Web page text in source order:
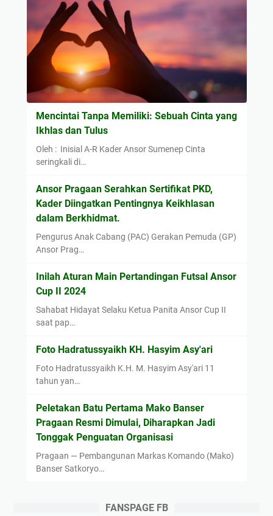
n
m
n
t
a
T
d
a
i
S
k
a
n
r
s
a
Mencintai Tanpa Memiliki: Sebuah Cinta yang
Ikhlas dan Tulus
Oleh : Inisial A-R Kader Ansor Sumenep Cinta
seringkali di…
Ansor Pragaan Serahkan Sertifikat PKD,
Kader Diingatkan Pentingnya Keikhlasan
dalam Berkhidmat.
Pengurus Anak Cabang (PAC) Gerakan Pemuda (GP)
Ansor Prag…
Inilah Aturan Main Pertandingan Futsal Ansor
Cup II 2024
Sahabat Hidayat Selaku Ketua Panita Ansor Cup II
saat pap…
Foto Hadratussyaikh KH. Hasyim Asy'ari
Foto Hadratussyaikh K.H. M. Hasyim Asy'ari 11
tahun yan…
Peletakan Batu Pertama Mako Banser
Pragaan Resmi Dimulai, Diharapkan Jadi
Tonggak Penguatan Organisasi
Pragaan — Pembangunan Markas Komando (Mako)
Banser Satkoryo…
FANSPAGE FB